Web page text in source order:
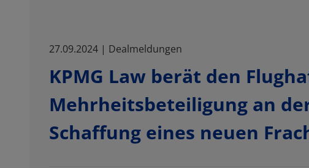
27.09.2024 | Dealmeldungen
KPMG Law berät den
Mehrheitsbeteiligung an
Schaffung eines neuen